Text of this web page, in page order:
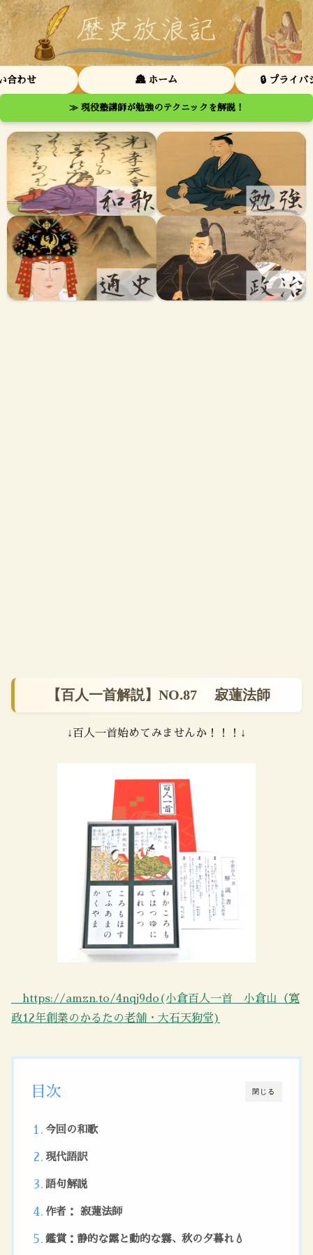
合わせ 🏯 ホーム 🔒 プライバ
≫ 現役塾講師が勉強のテクニックを解説！
【百人一首解説】NO.87 寂蓮法師
↓百人一首始めてみませんか！！！↓
https://amzn.to/4nqj9do(小倉百人一首 小倉山（寛
政12年創業のかるたの老舗・大石天狗堂)
閉じる
目次
今回の和歌
現代語訳
語句解説
作者： 寂蓮法師
鑑賞：静的な露と動的な霧、秋の夕暮れ💧